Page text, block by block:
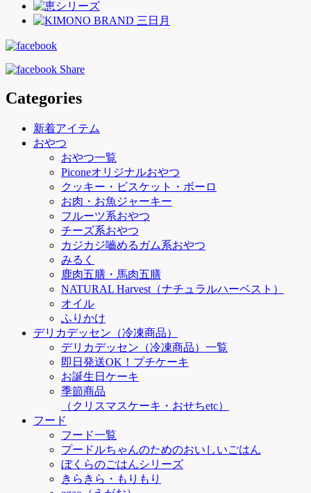
Categories
新着アイテム
おやつ
おやつ一覧
Piconeオリジナルおやつ
クッキー・ビスケット・ボーロ
お肉・お魚ジャーキー
フルーツ系おやつ
チーズ系おやつ
カジカジ嚙めるガム系おやつ
みるく
鹿肉五膳・馬肉五膳
NATURAL Harvest（ナチュラルハーベスト）
オイル
ふりかけ
デリカデッセン（冷凍商品）
デリカデッセン（冷凍商品）一覧
即日発送OK！プチケーキ
お誕生日ケーキ
季節商品
（クリスマスケーキ・おせちetc）
フード
フード一覧
プードルちゃんのためのおいしいごはん
ぼくらのごはんシリーズ
きらきら・もりもり